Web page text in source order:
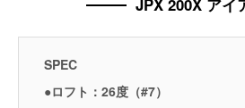
JPX 200X アイ
SPEC
●ロフト：26度（#7）